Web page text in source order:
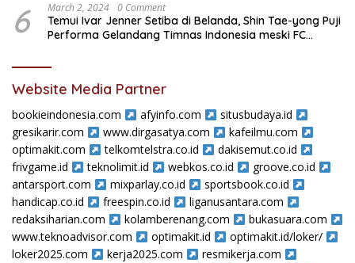
6 March 2, 2024 0 Comment
Temui Ivar Jenner Setiba di Belanda, Shin Tae-yong Puji
Performa Gelandang Timnas Indonesia meski FC
Website Media Partner
bookieindonesia.com afyinfo.com
situsbudaya.id
gresikarir.com
www.dirgasatya.com
kafeilmu.com
optimakit.com
telkomtelstra.co.id
dakisemut.co.id
frivgame.id
teknolimit.id webkos.co.id
groove.co.id
antarsport.com
mixparlay.co.id
sportsbook.co.id
handicap.co.id
freespin.co.id
liganusantara.com
redaksiharian.com
kolamberenang.com
bukasuara.com
www.teknoadvisor.com
optimakit.id
optimakit.id/loker/
loker2025.com
kerja2025.com
resmikerja.com